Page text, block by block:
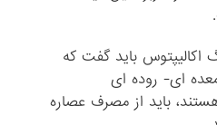
اکالیپتوس باید گفت که
معده ای- روده ای
باید از مصرف عصاره